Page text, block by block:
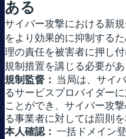
ある
サイバー攻撃における新
をより効果的に抑制する
理の責任を被害者に押し
規制措置を講じる必要があ
規制監督： 当局は、サイ
るサービスプロバイダー
ことができ、サイバー攻
る事業者に対しては罰則
本人確認： 一括ドメイン